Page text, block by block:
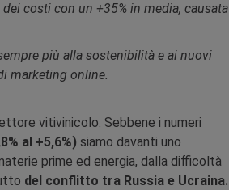
costi con un +35% in media, causata
più alla sostenibilità e ai nuovi
marketing online.
vitivinicolo. Sebbene i numeri
al +5,6%) siamo davanti uno
prime ed energia, dalla difficoltà
del conflitto tra Russia e Ucraina.